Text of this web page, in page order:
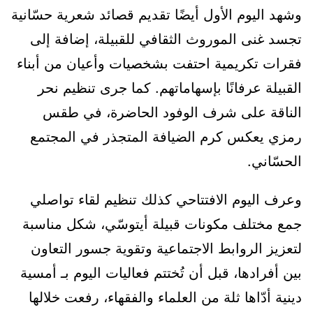
وشهد اليوم الأول أيضًا تقديم قصائد شعرية حسّانية
تجسد غنى الموروث الثقافي للقبيلة، إضافة إلى
فقرات تكريمية احتفت بشخصيات وأعيان من أبناء
القبيلة عرفانًا بإسهاماتهم. كما جرى تنظيم نحر
الناقة على شرف الوفود الحاضرة، في طقس
رمزي يعكس كرم الضيافة المتجذر في المجتمع
الحسّاني.
وعرف اليوم الافتتاحي كذلك تنظيم لقاء تواصلي
جمع مختلف مكونات قبيلة أيتوسّي، شكل مناسبة
لتعزيز الروابط الاجتماعية وتقوية جسور التعاون
بين أفرادها، قبل أن تُختتم فعاليات اليوم بـ أمسية
دينية أدّاها ثلة من العلماء والفقهاء، رفعت خلالها